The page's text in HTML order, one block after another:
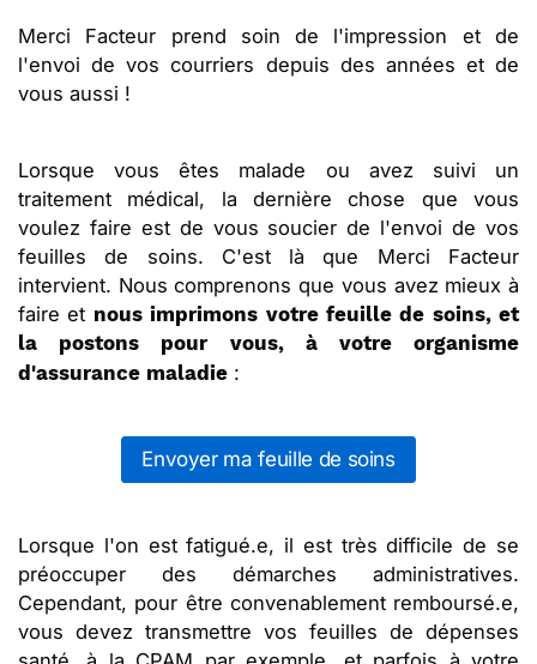
Merci Facteur prend soin de l'impression et de
l'envoi de vos courriers depuis des années et de
vous aussi !
Lorsque vous êtes malade ou avez suivi un
traitement médical, la dernière chose que vous
voulez faire est de vous soucier de l'envoi de vos
feuilles de soins. C'est là que Merci Facteur
intervient. Nous comprenons que vous avez mieux à
faire et nous imprimons votre feuille de soins, et
la postons pour vous, à votre organisme
d'assurance maladie :
Envoyer ma feuille de soins
Lorsque l'on est fatigué.e, il est très difficile de se
préoccuper des démarches administratives.
Cependant, pour être convenablement remboursé.e,
vous devez transmettre vos feuilles de dépenses